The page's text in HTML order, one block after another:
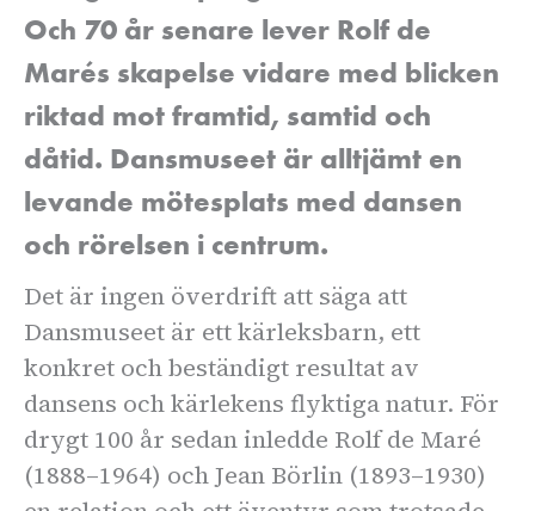
Och 70 år senare lever Rolf de
Marés skapelse vidare med blicken
riktad mot framtid, samtid och
dåtid. Dansmuseet är alltjämt en
levande mötesplats med dansen
och rörelsen i centrum.
Det är ingen överdrift att säga att
Dansmuseet är ett kärleksbarn, ett
konkret och beständigt resultat av
dansens och kärlekens flyktiga natur. För
drygt 100 år sedan inledde Rolf de Maré
(1888–1964) och Jean Börlin (1893–1930)